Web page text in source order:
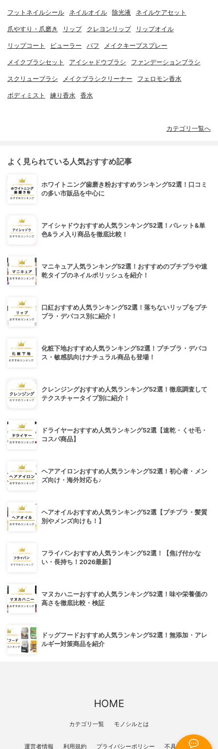
フットネイルシール ネイルオイル 除光液 ネイルケアセット
爪やすり・爪磨き リップ クレヨンリップ リップオイル
リップコート ビューラー パフ メイクキープスプレー
メイクブラシセット アイシャドウブラシ ファンデーションブラシ
スクリューブラシ メイクブラシクリーナー フェロモン香水
ボディミスト 練り香水 香水
カテゴリ一覧へ
よく見られている人気おすすめ記事
ホワイトニング歯磨き粉おすすめランキング52選！口コミ
の多い市販品を中心に
アイシャドウおすすめ人気ランキング52選！パレット&単
色&ラメ入り商品を徹底比較！
マニキュア人気ランキング52選！おすすめのプチプラや速
乾タイプのネイルポリッシュを紹介！
口紅おすすめ人気ランキング52選！落ちないリップをプチ
プラ・デパコス別に紹介！
化粧下地おすすめ人気ランキング52選！プチプラ・デパコ
ス・敏感肌向けナチュラル商品も登場！
クレンジングおすすめ人気ランキング52選！徹底調査して
テクスチャータイプ別に紹介！
ドライヤーおすすめ人気ランキング52選【速乾・くせ毛・
コスパ商品】
ヘアアイロンおすすめ人気ランキング52選！初心者・メン
ズ向け・海外対応も♪
ヘアオイルおすすめ人気ランキング52選【プチプラ・髪質
別やメンズ向けも！】
フライパンおすすめ人気ランキング52選！【焦げ付かな
い・長持ち！2026最新】
マヌカハニーおすすめ人気ランキング52選！味や栄養価の
高さを徹底比較・検証
ドッグフードおすすめ人気ランキング52選！無添加・アレ
ルギー対策商品を紹介
HOME
カテゴリ一覧 モノシルとは
運営者情報 利用規約 プライバシーポリシー 不具合報告